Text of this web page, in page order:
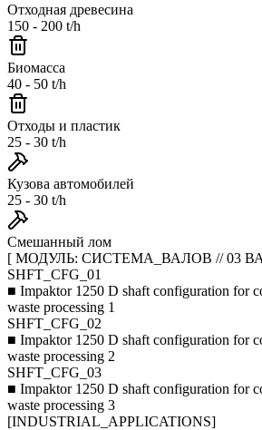
Отходная древесина
150 - 200 t/h
Биомасса
40 - 50 t/h
Отходы и пластик
25 - 30 t/h
Кузова автомобилей
25 - 30 t/h
Смешанный лом
[ МОДУЛЬ: СИСТЕМА_ВАЛОВ // 03
SHFT_CFG_01
■ Impaktor 1250 D shaft configuration for
waste processing 1
SHFT_CFG_02
■ Impaktor 1250 D shaft configuration for
waste processing 2
SHFT_CFG_03
■ Impaktor 1250 D shaft configuration for
waste processing 3
[INDUSTRIAL_APPLICATIONS]